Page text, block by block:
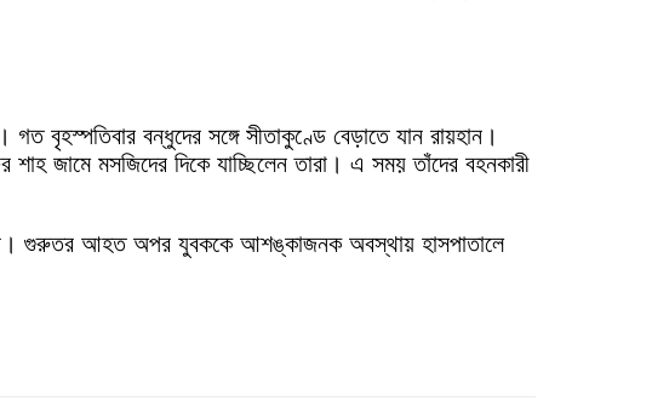
গত বৃহস্পতিবার বন্ধুদের সঙ্গে সীতাকুণ্ডে বেড়াতে যান রায়হান।
জামে মসজিদের দিকে যাচ্ছিলেন তারা। এ সময় তাঁদের বহনকারী
গুরুতর আহত অপর যুবককে আশঙ্কাজনক অবস্থায় হাসপাতালে